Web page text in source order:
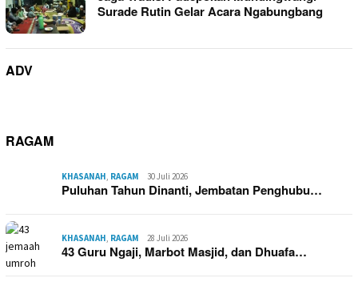
Surade Rutin Gelar Acara Ngabungbang
ADV
RAGAM
KHASANAH RAGAM 30 Juli 2026
Puluhan Tahun Dinanti, Jembatan Penghubu…
KHASANAH RAGAM 28 Juli 2026
43 Guru Ngaji, Marbot Masjid, dan Dhuafa…